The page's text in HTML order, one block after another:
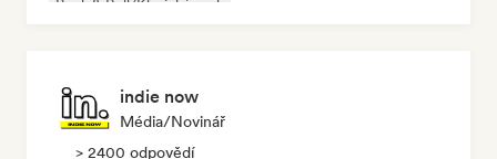
Rock & Roll/Klasický rock
indie now
Média/novinář
> 2400 odpovědí